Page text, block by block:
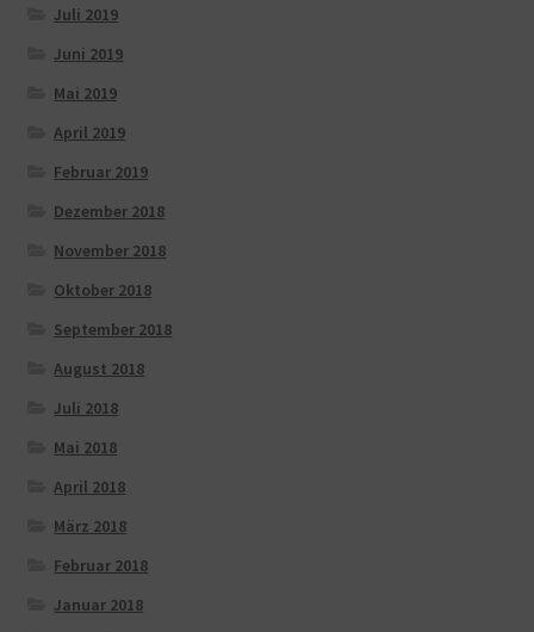
Juli 2019
Juni 2019
Mai 2019
April 2019
Februar 2019
Dezember 2018
November 2018
Oktober 2018
September 2018
August 2018
Juli 2018
Mai 2018
April 2018
März 2018
Februar 2018
Januar 2018